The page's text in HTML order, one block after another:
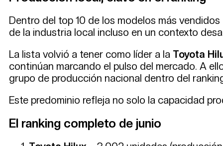
Dentro del top 10 de los modelos más
de la industria local incluso en un contexto
La lista volvió a tener como líder a la Toyota
continúan marcando el pulso del mercado. A
grupo de producción nacional dentro del
Este predominio refleja no solo la capacidad
El ranking completo de junio